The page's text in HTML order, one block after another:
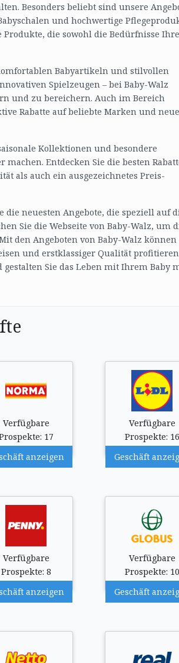
Besonders beliebt sind unsere
und hochwertige
die sowohl die Bedürfnisse
Babyartikeln und stilvollen
Spielzeugen – bei Baby-Walz
und zu bereichern. Auch im Bereich
Rabatte auf beliebte Marken und neue
Kollektionen und besondere
Entdecken Sie die besten
als auch ein ausgezeichnetes Preis-
die neuesten Angebote, die speziell auf
Sie die Webseite von Baby-Walz, um
den Angeboten von Baby-Walz können
und erstklassiger Qualität
Sie das Leben mit Ihrem Baby
Verfügbare
17
anzeigen
Verfügbare
Prospekte: 16
Geschäft
Verfügbare
Prospekte: 8
anzeigen
Verfügbare
Prospekte: 10
Geschäft